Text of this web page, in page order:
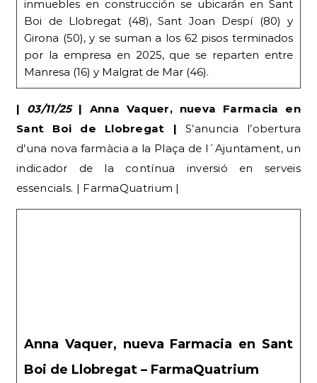
inmuebles en construcción se ubicarán en Sant
Boi de Llobregat (48), Sant Joan Despí (80) y
Girona (50), y se suman a los 62 pisos terminados
por la empresa en 2025, que se reparten entre
Manresa (16) y Malgrat de Mar (46).
| 03/11/25| Anna Vaquer, nueva Farmacia en
Sant Boi de Llobregat |S’anuncia l’obertura
d’una nova farmàcia a la Plaça de l´Ajuntament, un
indicador de la contínua inversió en serveis
essencials. | FarmaQuatrium |
Anna Vaquer, nueva Farmacia en Sant
Boi de Llobregat – FarmaQuatrium